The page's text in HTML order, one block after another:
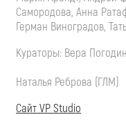
Самородова, Анна
Герман Виноградов,
Кураторы: Вера
Наталья Реброва (ГЛМ)
Сайт VP Studio